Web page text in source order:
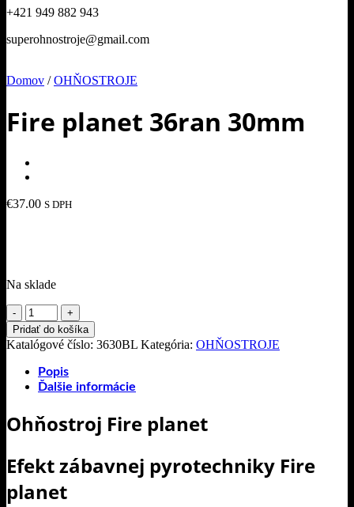
+421 949 882 943
superohnostroje@gmail.com
Domov / OHŇOSTROJE
Fire planet 36ran 30mm
€37.00 S DPH
Na sklade
množstvo
Fire
planet
36ran
30mm
Pridať do košíka
Katalógové číslo: 3630BL Kategória: OHŇOSTROJE
Popis
Ďalšie informácie
Ohňostroj Fire planet
Efekt zábavnej pyrotechniky Fire
planet